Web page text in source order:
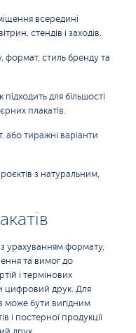
всередині
стендів і заходів.
формат, стиль бренду та
для більшості
плакатів.
або тиражні варіанти
з натуральним,
з урахуванням формату,
та вимог до
і термінових
цифровий друк. Для
може бути вигідним
і постерної продукції